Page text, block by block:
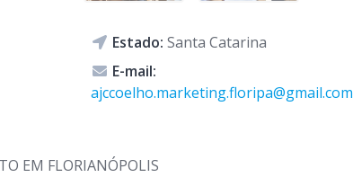
Estado: Santa Catarina
E-mail:
ajccoelho.marketing.floripa@gmail.com
EM FLORIANÓPOLIS